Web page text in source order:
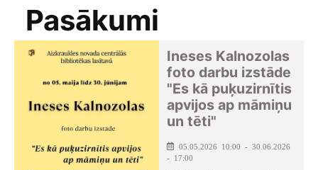
Pasākumi
Ineses Kalnozolas
foto darbu izstāde
"Es kā puķuzirnītis
apvijos ap māmiņu
un tēti"
05.05.2026 10:00 - 30.06.2026
- 17:00